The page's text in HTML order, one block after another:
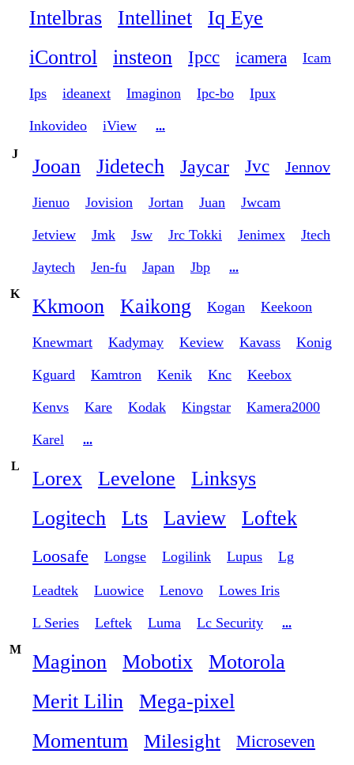
Intelbras
Intellinet
Iq Eye
iControl
insteon Ipcc icamera Icam
Ips ideanext Imaginon Ipc-bo Ipux
Inkovideo iView ...
J
Jooan Jidetech Jaycar Jvc Jennov
Jienuo Jovision Jortan Juan Jwcam
Jetview Jmk Jsw Jrc Tokki Jenimex Jtech
Jaytech Jen-fu Japan Jbp
...
K
Kkmoon Kaikong Kogan Keekoon
Knewmart Kadymay Keview Kavass Konig
Kguard Kamtron Kenik Knc Keebox
Kenvs Kare Kodak Kingstar Kamera2000
Karel
...
L
Lorex Levelone
Linksys
Logitech
Lts Laview Loftek
Loosafe Longse Logilink Lupus Lg
Leadtek Luowice Lenovo Lowes Iris
L Series Leftek Luma Lc Security
...
M
Maginon Mobotix
Motorola
Merit Lilin
Mega-pixel
Momentum
Milesight Microseven